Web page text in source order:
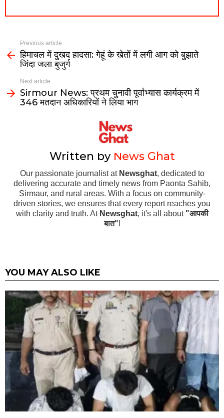
Previous article
हिमाचल में दुखद हादसा: गेहूं के खेतों में लगी आग को बुझाते
जिंदा जला बुजुर्ग
Next article
Sirmour News: प्रथम चुनावी पूर्वाभ्यास कार्यक्रम में
346 मतदान अधिकारियों ने लिया भाग
Written by News Ghat
Our passionate journalist at Newsghat, dedicated to
delivering accurate and timely news from Paonta Sahib,
Sirmaur, and rural areas. With a focus on community-
driven stories, we ensures that every report reaches you
with clarity and truth. At Newsghat, it's all about "आपकी
बात"!
YOU MAY ALSO LIKE